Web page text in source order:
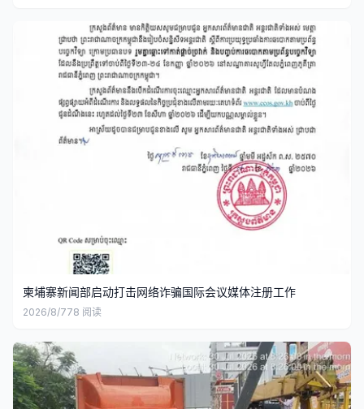
柬埔寨新闻部启动打击网络诈骗国际会议媒体注册工作
2026/8/778 阅读